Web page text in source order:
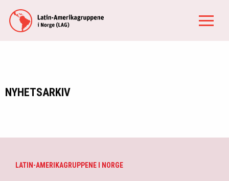
NYHETSARKIV
LATIN-AMERIKAGRUPPENE I NORGE